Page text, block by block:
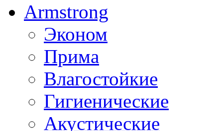
Armstrong
Эконом
Прима
Влагостойкие
Гигиенические
Акустические